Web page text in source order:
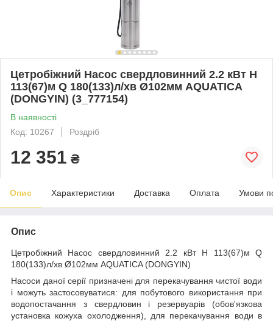
Цетробiжний Насос свердловинний 2.2 кВт H
113(67)м Q 180(133)л/хв Ø102мм AQUATICA
(DONGYIN) (3_777154)
В наявності
Код: 10267
Роздріб
12 351 ₴
Опис Характеристики Доставка Оплата Умови
Опис
Цетробiжний Насос свердловинний 2.2 кВт H 113(67)м Q
180(133)л/хв Ø102мм AQUATICA (DONGYIN)
Насоси даної серії призначені для перекачування чистої води
і можуть застосовуватися: для побутового використання при
водопостачання з свердловин і резервуарів (обов'язкова
установка кожуха охолодження), для перекачування води в